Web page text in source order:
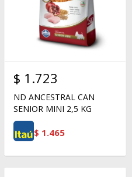
$ 1.723
ND ANCESTRAL CAN
SENIOR MINI 2,5 KG
$ 1.465